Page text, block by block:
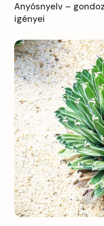
Anyósnyelv –
igényei